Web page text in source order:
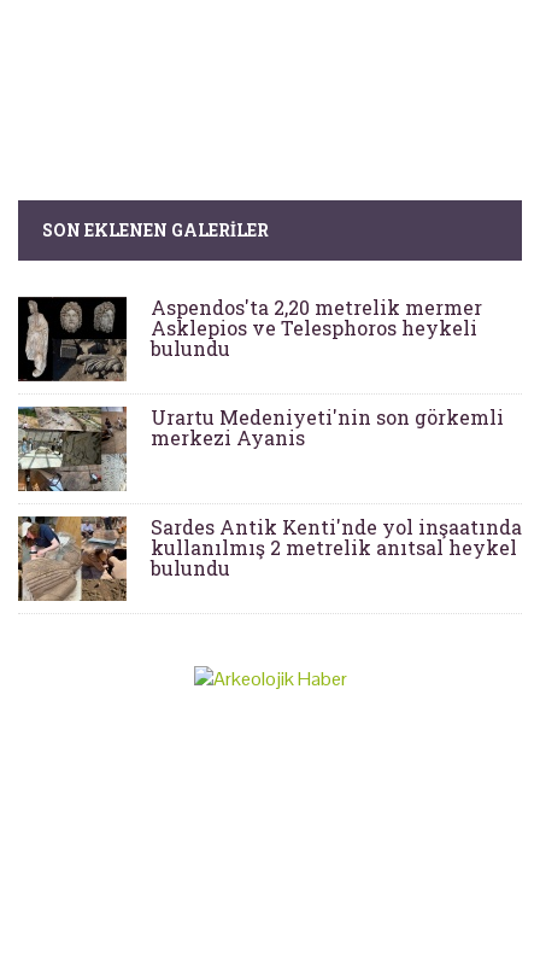
SON EKLENEN GALERILER
Aspendos'ta 2,20 metrelik mermer
Asklepios ve Telesphoros heykeli
bulundu
Urartu Medeniyeti'nin son görkemli
merkezi Ayanis
Sardes Antik Kenti'nde yol inşaatında
kullanılmış 2 metrelik anıtsal heykel
bulundu